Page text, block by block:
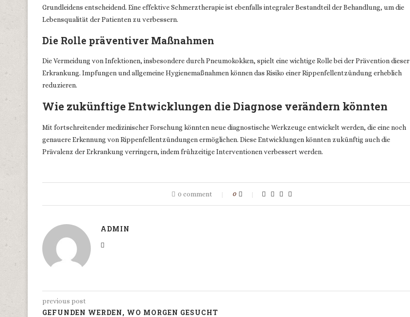
Grundleidens entscheidend. Eine effektive Schmerztherapie ist ebenfalls integraler Bestandteil der Behandlung, um die
Lebensqualität der Patienten zu verbessern.
Die Rolle präventiver Maßnahmen
Die Vermeidung von Infektionen, insbesondere durch Pneumokokken, spielt eine wichtige Rolle bei der Prävention dieser
Erkrankung. Impfungen und allgemeine Hygienemaßnahmen können das Risiko einer Rippenfellentzündung erheblich
reduzieren.
Wie zukünftige Entwicklungen die Diagnose verändern könnten
Mit fortschreitender medizinischer Forschung könnten neue diagnostische Werkzeuge entwickelt werden, die eine noch
genauere Erkennung von Rippenfellentzündungen ermöglichen. Diese Entwicklungen könnten zukünftig auch die
Prävalenz der Erkrankung verringern, indem frühzeitige Interventionen verbessert werden.
0 comment 0
ADMIN
previous post
GEFUNDEN WERDEN, WO MORGEN GESUCHT